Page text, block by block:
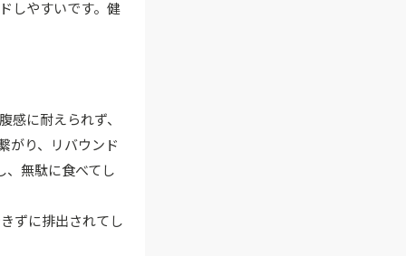
しやすいです。健
に耐えられず、
がり、リバウンド
、無駄に食べてし
ずに排出されてし